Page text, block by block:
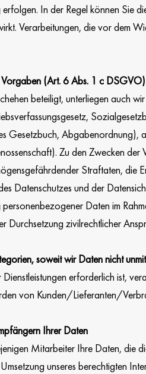
In der Regel können Sie
Verarbeitungen, die vor dem
(Art. 6 Abs. 1 c
beteiligt, unterliegen auch
Gesetzbuch, Abgabenordnung),
Zu den Zwecken
Straftaten, die
Datenschutzes und der
Daten im
Durchsetzung zivilrechtlicher
soweit wir Daten nicht
erforderlich ist,
von Kunden/Lieferanten/
Ihrer Daten
Mitarbeiter Ihre Daten, die
unseres berechtigten